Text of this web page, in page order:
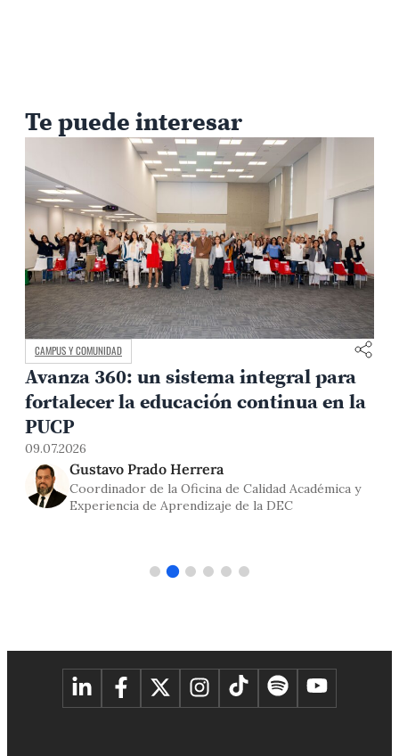
Te puede interesar
CAMPUS Y COMUNIDAD
Avanza 360: un sistema integral para
fortalecer la educación continua en la
PUCP
09.07.2026
Gustavo Prado Herrera
Coordinador de la Oficina de Calidad Académica y
Experiencia de Aprendizaje de la DEC